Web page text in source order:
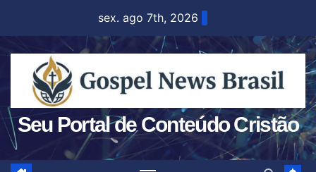
content
sex. ago 7th, 2026
Seu Portal de Conteúdo Cristão